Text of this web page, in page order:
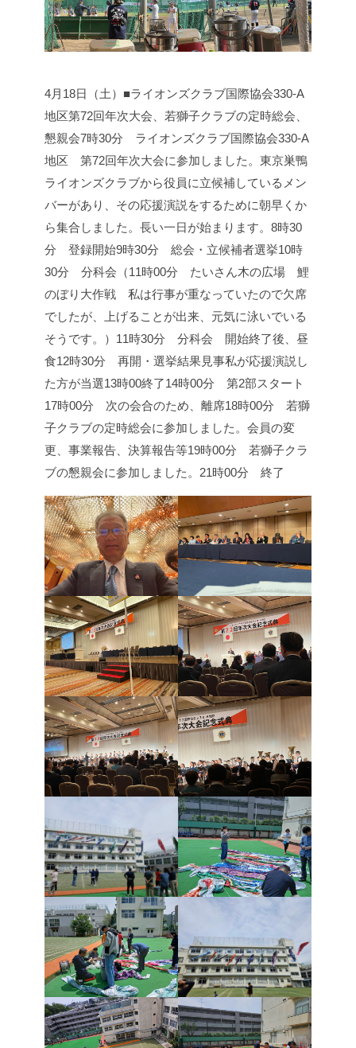
4月18日（土）■ライオンズクラブ国際協会330-A
地区第72回年次大会、若獅子クラブの定時総会、
懇親会7時30分 ライオンズクラブ国際協会330-A
地区 第72回年次大会に参加しました。 東京巣鴨
ライオンズクラブから役員に立候補しているメン
バーがあり、その応援演説をするために朝早くか
ら集合しました。長い一日が始まります。 8時30
分 登録開始9時30分 総会・立候補者選挙10時
30分 分科会 （11時00分 たいさん木の広場 鯉
のぼり大作戦 私は行事が重なっていたので欠席
でしたが、上げることが出来、元気に泳いでいる
そうです。） 11時30分 分科会 開始終了後、昼
食12時30分 再開・選挙結果見事私が応援演説し
た方が当選13時00終了14時00分 第2部スタート
17時00分 次の会合のため、離席18時00分 若獅
子クラブの定時総会に参加しました。 会員の変
更、事業報告、決算報告等19時00分 若獅子クラ
ブの懇親会に参加しました。 21時00分 終了